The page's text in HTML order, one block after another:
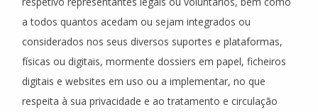
a todos quantos acedam ou sejam integrados ou
considerados nos seus diversos suportes e plataformas,
físicas ou digitais, mormente dossiers em papel, ficheiros
digitais e websites em uso ou a implementar, no que
respeita à sua privacidade e ao tratamento e circulação